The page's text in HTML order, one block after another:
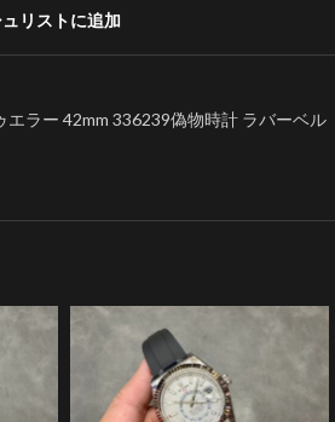
リストに追加
エラー 42mm 336239偽物時計 ラバーベル